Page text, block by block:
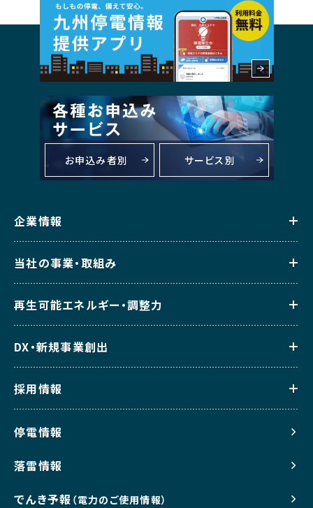
お申込み者別 サービス別
企業情報
当社の事業・取組み
再生可能エネルギー・調整力
DX・新規事業創出
採用情報
停電情報
落雷情報
でんき予報 （電力のご使用情報）